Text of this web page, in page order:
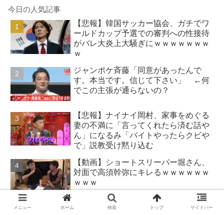
今日の人気記事
【悲報】韓国サッカー協会、ガチでワ
ールドカップ予選での審判への性接待
がバレ大炎上大騒ぎにｗｗｗｗｗｗｗ
ｗ
ジャンポケ斉藤「同意があったんで
す。本当です。信じて下さい」 ←何
でこの主張が通らないの？
【悲報】ナイナイ岡村、家事をめぐる
妻の不満に「言ってくれたら済む話や
ん」になるみ「バイトやったらクビや
で」説教受け黙り込む
【動画】ショートスリーパー堀さん、
対面で高須幹弥にキレるｗｗｗｗｗｗ
ｗｗｗ
【朗報】みいちゃんと山田さん、ハッ
メニュー ホーム 検索 トップ サイドバー